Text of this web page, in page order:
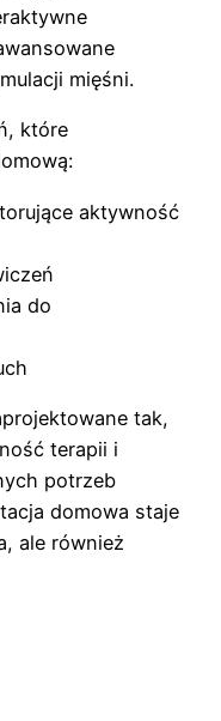
mięśni.
które
aktywność
do
tak,
terapii i
potrzeb
domowa staje
ale również